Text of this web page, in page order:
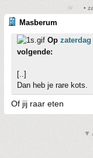
•
Masberum
Op zaterdag
volgende:
[..]
Dan heb je rare kots.
Of jij raar eten
▼